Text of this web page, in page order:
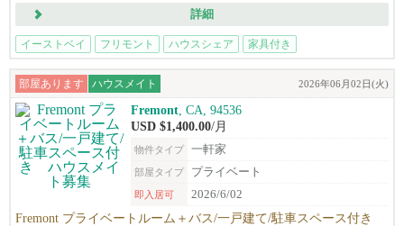
詳細
イーストベイ フリモント ハウスシェア 家具付き
部屋あります ハウスメイト 2026年06月02日(火)
Fremont , CA, 94536
USD $1,400.00/月
物件タイプ 一軒家
部屋タイプ プライベート
即入居可 2026/6/02
Fremont プライベートルーム＋バス/一戸建て/駐車スペース付き